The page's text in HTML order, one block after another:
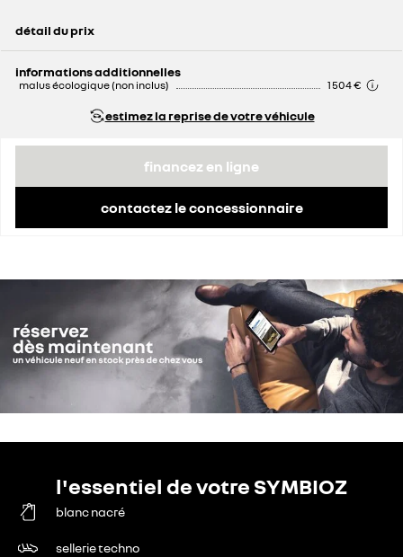
détail du prix
informations additionnelles
malus écologique (non inclus) 1 504 €
estimez la reprise de votre véhicule
financez en ligne
contactez le concessionnaire
l'essentiel de votre SYMBIOZ
blanc nacré
sellerie techno